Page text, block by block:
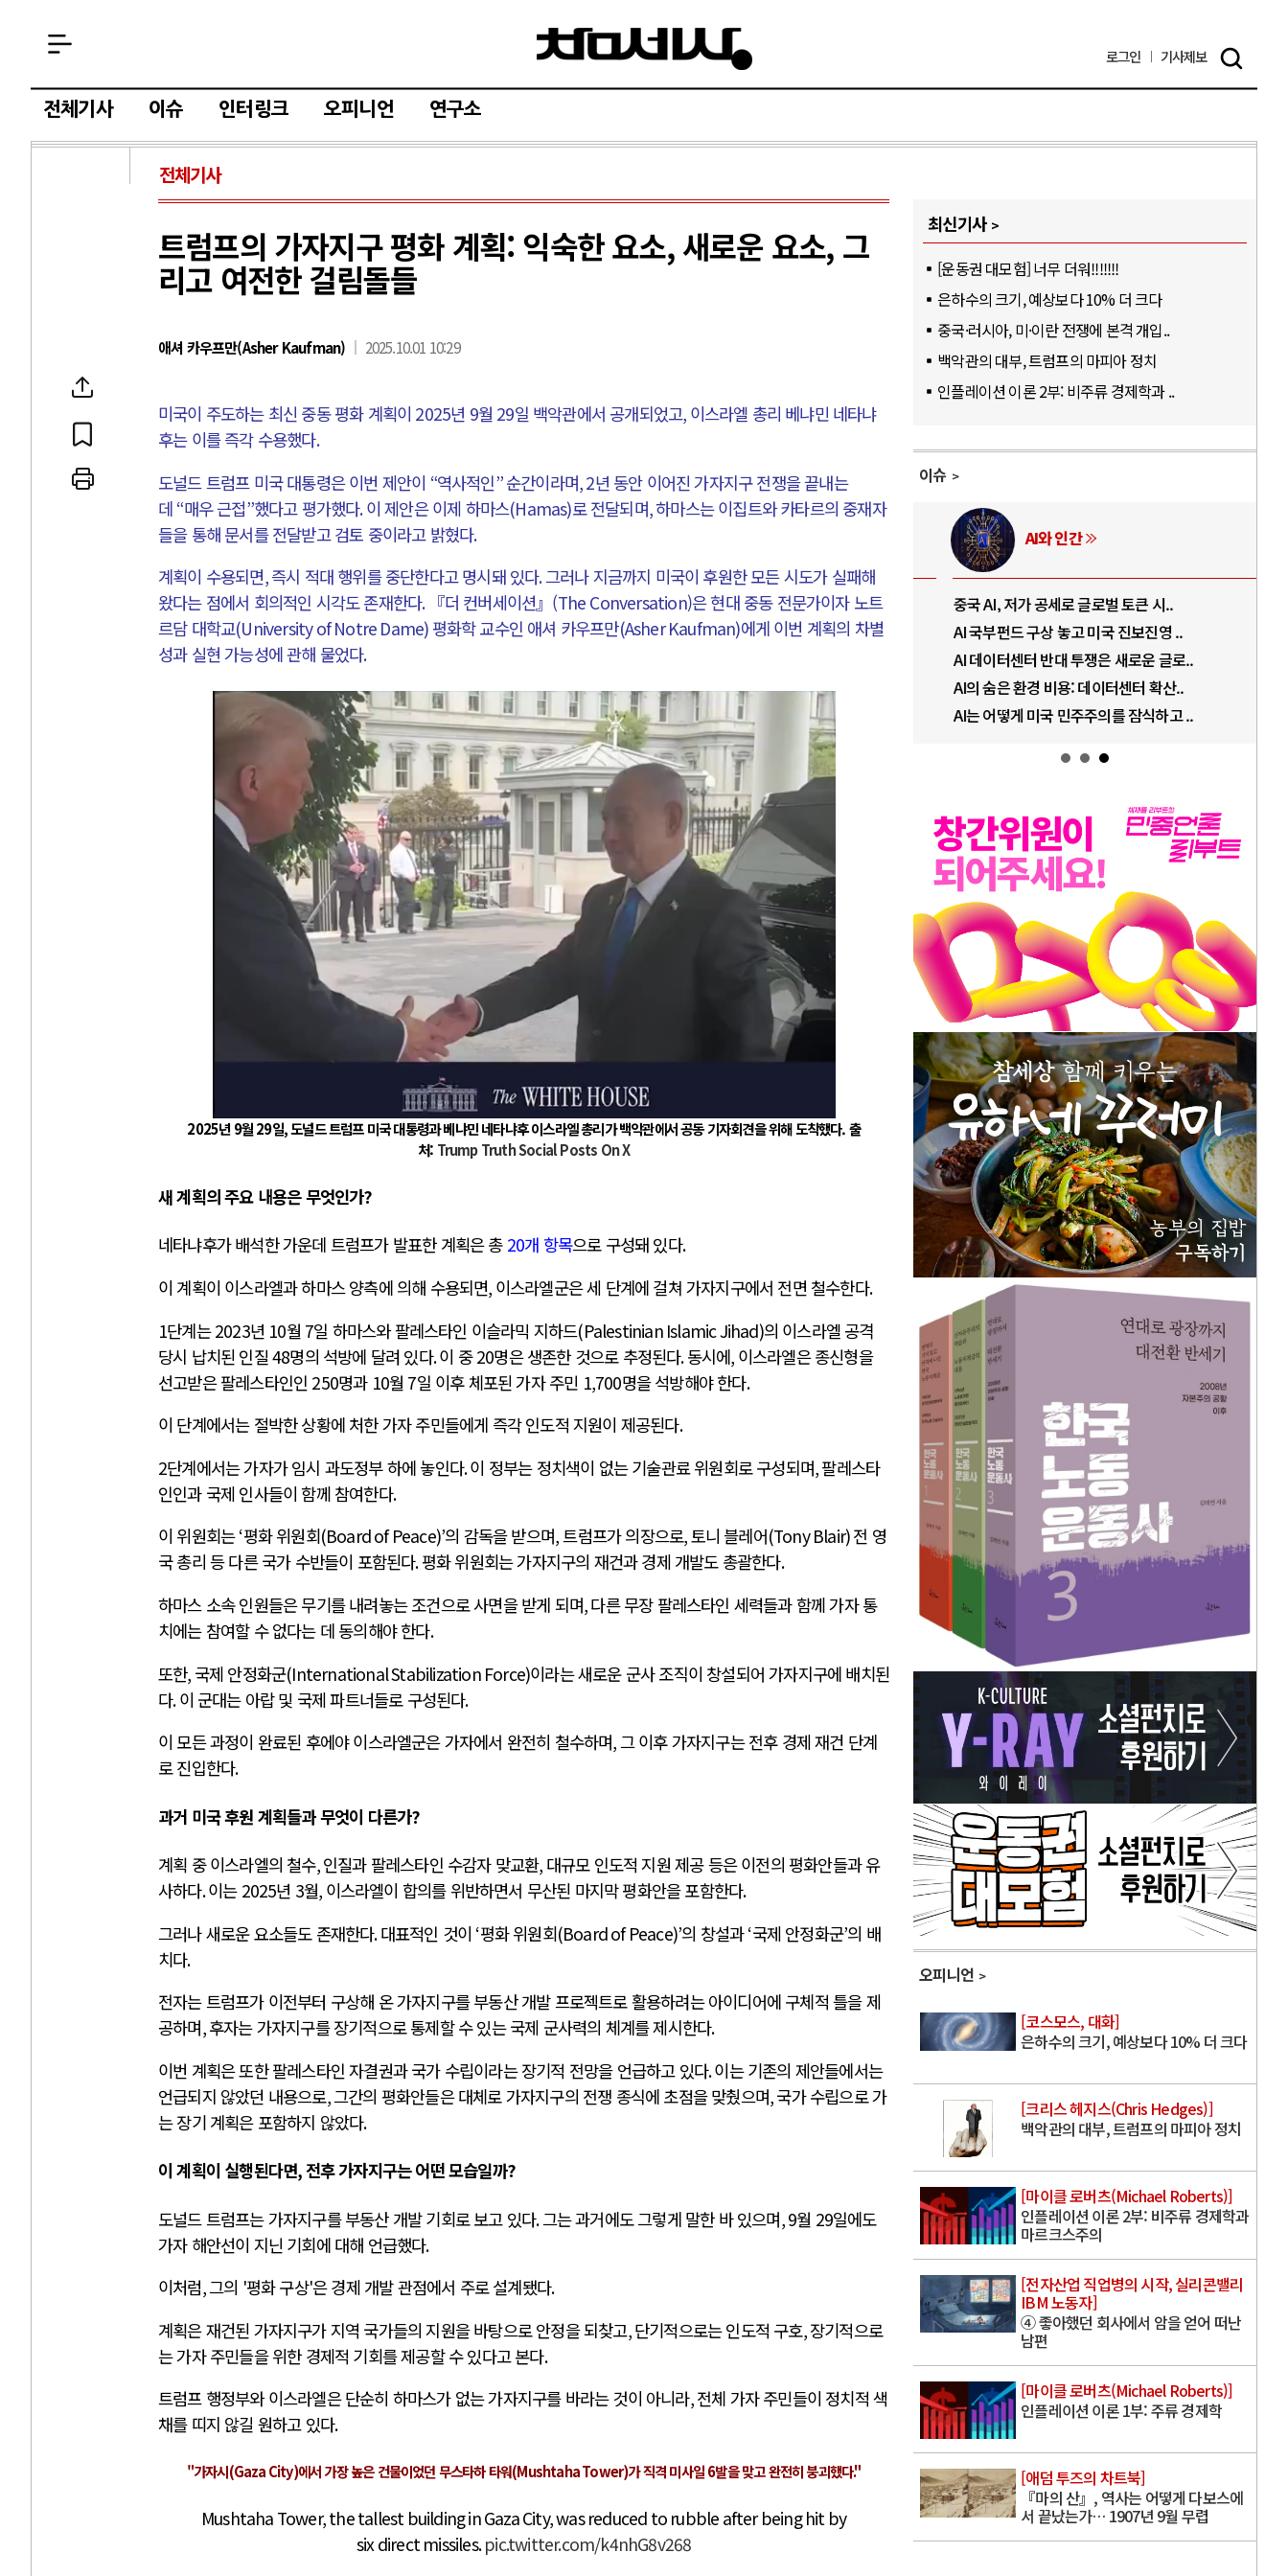
로그인 기사제보
전체기사 이슈 인터링크 오피니언 연구소
전체기사
트럼프의 가자지구 평화 계획: 익숙한 요소, 새로운 요소, 그
리고 여전한 걸림돌들
애셔 카우프만(Asher Kaufman) 2025.10.01 10:29
미국이 주도하는 최신 중동 평화 계획이 2025년 9월 29일 백악관에서 공개되었고, 이스라엘 총리 베냐민 네타냐
후는 이를 즉각 수용했다.
도널드 트럼프 미국 대통령은 이번 제안이 “역사적인”순간이라며, 2년 동안 이어진 가자지구 전쟁을 끝내는
데 “매우 근접”했다고 평가했다.이 제안은 이제 하마스(Hamas)로 전달되며,하마스는 이집트와 카타르의 중재자
들을 통해 문서를 전달받고 검토 중이라고 밝혔다.
계획이 수용되면,즉시 적대 행위를 중단한다고 명시돼 있다.그러나 지금까지 미국이 후원한 모든 시도가 실패해
왔다는 점에서 회의적인 시각도 존재한다. 『더 컨버세이션』(The Conversation)은 현대 중동 전문가이자 노트
르담 대학교(University of Notre Dame) 평화학 교수인 애셔 카우프만(Asher Kaufman)에게 이번 계획의 차별
성과 실현 가능성에 관해 물었다.
2025년 9월 29일,도널드 트럼프미국 대통령과베냐민 네타냐후이스라엘 총리가백악관에서 공동 기자회견을 위해 도착했다. 출
처: Trump Truth Social Posts On X
새 계획의 주요 내용은 무엇인가?
네타냐후가 배석한 가운데 트럼프가 발표한 계획은 총 20개 항목으로 구성돼 있다.
이 계획이 이스라엘과 하마스 양측에 의해 수용되면, 이스라엘군은 세 단계에 걸쳐 가자지구에서 전면 철수한다.
1단계는2023년 10월 7일 하마스와 팔레스타인 이슬라믹 지하드(Palestinian Islamic Jihad)의 이스라엘 공격
당시 납치된 인질 48명의 석방에 달려 있다.이 중20명은 생존한 것으로 추정된다.동시에, 이스라엘은 종신형을
선고받은 팔레스타인인 250명과 10월 7일 이후 체포된 가자 주민 1,700명을 석방해야 한다.
이 단계에서는 절박한 상황에 처한 가자 주민들에게 즉각 인도적 지원이 제공된다.
2단계에서는 가자가 임시 과도정부 하에 놓인다.이 정부는 정치색이 없는 기술관료 위원회로 구성되며,팔레스타
인인과 국제 인사들이 함께 참여한다.
이 위원회는‘평화 위원회(Board of Peace)’의 감독을 받으며,트럼프가 의장으로,토니 블레어(Tony Blair)전 영
국 총리 등 다른 국가 수반들이 포함된다.평화 위원회는 가자지구의 재건과 경제 개발도 총괄한다.
하마스 소속 인원들은 무기를 내려놓는 조건으로 사면을 받게 되며,다른 무장 팔레스타인 세력들과 함께 가자 통
치에는 참여할 수 없다는 데 동의해야 한다.
또한, 국제 안정화군(International Stabilization Force)이라는 새로운 군사 조직이 창설되어 가자지구에 배치된
다.이 군대는 아랍 및 국제 파트너들로 구성된다.
이 모든 과정이 완료된 후에야 이스라엘군은 가자에서 완전히 철수하며,그 이후 가자지구는 전후 경제 재건 단계
로 진입한다.
과거 미국 후원 계획들과 무엇이 다른가?
계획 중 이스라엘의 철수,인질과 팔레스타인 수감자 맞교환, 대규모 인도적 지원 제공 등은 이전의 평화안들과 유
사하다.이는 2025년 3월, 이스라엘이 합의를 위반하면서 무산된 마지막 평화안을 포함한다.
그러나 새로운 요소들도 존재한다.대표적인 것이 ‘평화 위원회(Board of Peace)’의 창설과‘국제 안정화군’의 배
치다.
전자는 트럼프가 이전부터 구상해 온 가자지구를 부동산 개발 프로젝트로 활용하려는 아이디어에 구체적 틀을 제
공하며,후자는 가자지구를 장기적으로 통제할 수 있는 국제 군사력의 체계를 제시한다.
이번 계획은 또한 팔레스타인 자결권과 국가 수립이라는 장기적 전망을 언급하고 있다.이는 기존의 제안들에서는
언급되지 않았던 내용으로,그간의 평화안들은 대체로 가자지구의 전쟁 종식에 초점을 맞췄으며,국가 수립으로 가
는 장기 계획은 포함하지 않았다.
이 계획이 실행된다면,전후 가자지구는 어떤 모습일까?
도널드 트럼프는 가자지구를 부동산 개발 기회로 보고 있다.그는 과거에도 그렇게 말한 바 있으며, 9월 29일에도
가자 해안선이 지닌 기회에 대해 언급했다.
이처럼,그의 '평화 구상'은 경제 개발 관점에서 주로 설계됐다.
계획은 재건된 가자지구가 지역 국가들의 지원을 바탕으로 안정을 되찾고,단기적으로는 인도적 구호,장기적으로
는 가자 주민들을 위한 경제적 기회를 제공할 수 있다고 본다.
트럼프 행정부와 이스라엘은 단순히 하마스가 없는 가자지구를 바라는 것이 아니라,전체 가자 주민들이 정치적 색
채를 띠지 않길 원하고 있다.
"가자시(Gaza City)에서 가장 높은 건물이었던 무스타하 타워(Mushtaha Tower)가 직격 미사일6발을 맞고 완전히 붕괴했다."
Mushtaha Tower, the tallest building in Gaza City, was reduced to rubble after being hit by
six direct missiles.pic.twitter.com/k4nhG8v268
최신기사
[운동권 대모험] 너무 더워!!!!!!!
은하수의 크기, 예상보다 10% 더 크다
중국·러시아, 미·이란 전쟁에 본격 개입..
백악관의 대부, 트럼프의 마피아 정치
인플레이션 이론 2부: 비주류 경제학과 ..
이슈
러시아-우크라이나 전쟁
전쟁의 추상화: 우크라이나, 대리전의 역..
EU·우크라이나 드론 협력 직후, 러시아..
나토, 우크라 군사지원 2027년까지 공..
우크라이나, 덴마크, 에스토니아, 네덜란..
러·우크라, 대규모 공습 주고받아…민간 ..
호르무즈 갈등 격화, 트럼프 정치·경제 ..
호르무즈 해협 통행료를 철회한 트럼프
트럼프, 이란 압박수단 한계 직면
하마스, 가자 통치권 이양으로 휴전 의지..
AI와 인간
중국 AI, 저가 공세로 글로벌 토큰 시..
AI 국부펀드 구상 놓고 미국 진보진영 ..
AI 데이터센터 반대 투쟁은 새로운 글로..
AI의 숨은 환경 비용: 데이터센터 확산..
AI는 어떻게 미국 민주주의를 잠식하고 ..
오피니언
[코스모스, 대화]
은하수의 크기, 예상보다 10% 더 크다
[크리스 헤지스(Chris Hedges)]
백악관의 대부, 트럼프의 마피아 정치
[마이클 로버츠(Michael Roberts)]
인플레이션 이론 2부: 비주류 경제학과
마르크스주의
[전자산업 직업병의 시작, 실리콘밸리
IBM 노동자]
④ 좋아했던 회사에서 암을 얻어 떠난
남편
[마이클 로버츠(Michael Roberts)]
인플레이션 이론 1부: 주류 경제학
[애덤 투즈의 차트북]
『마의 산』, 역사는 어떻게 다보스에
서 끝났는가… 1907년 9월 무렵